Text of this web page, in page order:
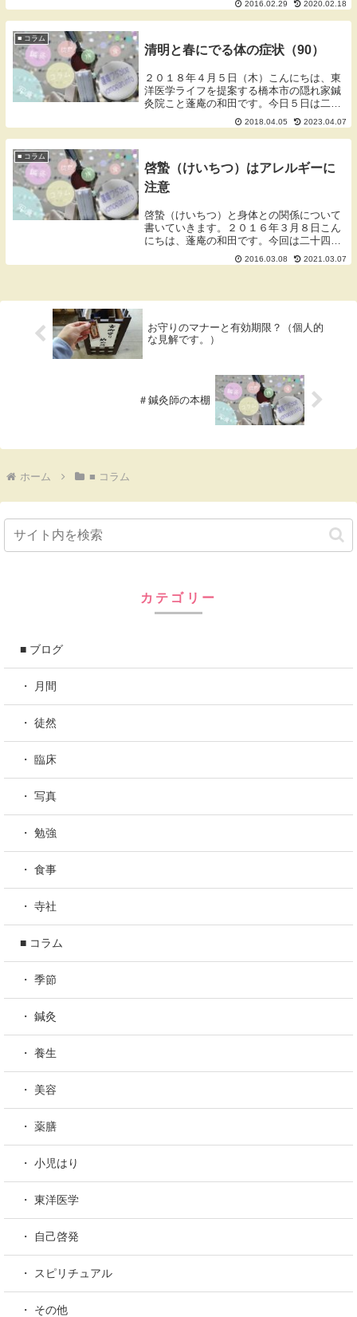
含みますので、お好きでない方はスルーし
てください。御神籤（おみくじ）2016年2
2016.02.29 2020.02.18
■ コラム
清明と春にでる体の症状（90）
２０１８年４月５日（木）こんにちは、東
洋医学ライフを提案する橋本市の隠れ家鍼
灸院こと蓬庵の和田です。今日５日は二十
四節気の一つの「清明」です。万物（すべ
てのもの、人間も動植物も）がエネルギー
にあふれ、活き活きと輝く美しい季節で
2018.04.05 2023.04.07
■ コラム
啓蟄（けいちつ）はアレルギーに
注意
啓蟄（けいちつ）と身体との関係について
書いていきます。２０１６年３月８日こん
にちは、蓬庵の和田です。今回は二十四節
気のひとつである啓蟄（けいちつ）につい
て書いていきます。二十四節気 啓蟄（け
2016.03.08 2021.03.07
お守りのマナーと有効期限？（個人的
な見解です。）
＃鍼灸師の本棚
ホーム ■ コラム
カテゴリー
■ ブログ
・ 月間
・ 徒然
・ 臨床
・ 写真
・ 勉強
・ 食事
・ 寺社
■ コラム
・ 季節
・ 鍼灸
・ 養生
・ 美容
・ 薬膳
・ 小児はり
・ 東洋医学
・ 自己啓発
・ スピリチュアル
・ その他